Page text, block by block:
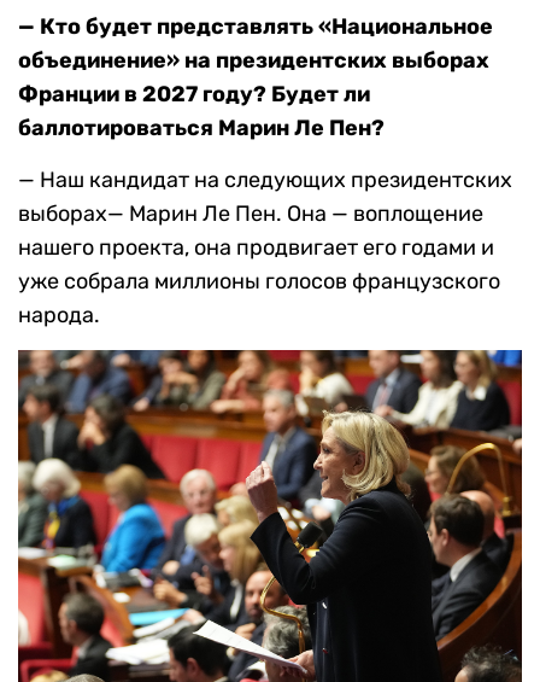
— Кто будет представлять «Национальное
объединение» на президентских выборах
Франции в 2027 году? Будет ли
баллотироваться Марин Ле Пен?
— Наш кандидат на следующих президентских
выборах— Марин Ле Пен. Она — воплощение
нашего проекта, она продвигает его годами и
уже собрала миллионы голосов французского
народа.